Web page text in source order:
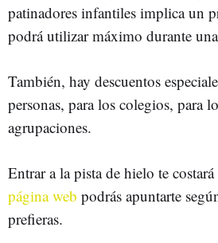
patinadores infantiles implica un
podrá utilizar máximo durante
También, hay descuentos
personas, para los colegios, para
agrupaciones.
Entrar a la pista de hielo te
página web podrás apuntarte
prefieras.